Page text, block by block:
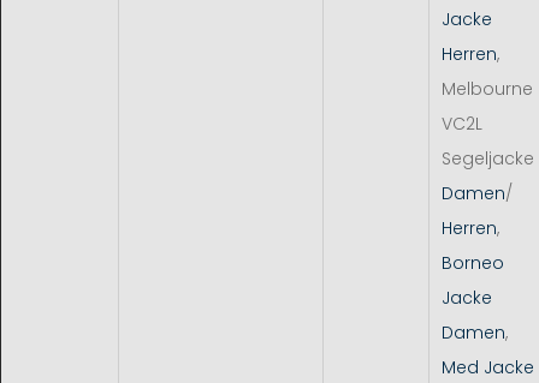
Jacke
Herren,
Melbourne
VC2L
Segeljacke
Damen/
Herren,
Borneo
Jacke
Damen,
Med Jacke